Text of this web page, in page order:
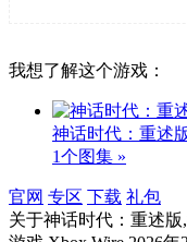
我想了解这个游戏：
神话时代：重述
1个图集 »
官网 专区 下载 礼包
关于神话时代：重述版